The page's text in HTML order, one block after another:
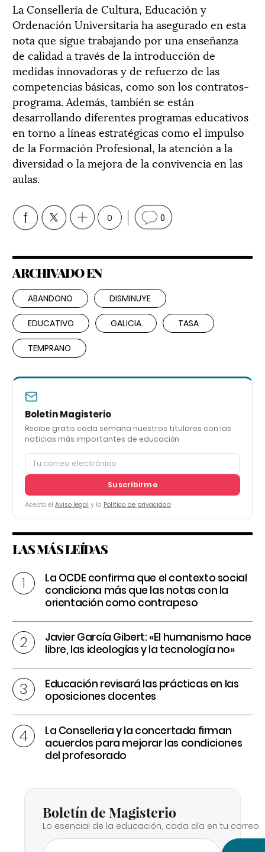
La Consellería de Cultura, Educación y
Ordenación Universitaria ha asegurado en esta
nota que sigue trabajando por una enseñanza
de calidad a través de la introducción de
medidas innovadoras y de refuerzo de las
competencias básicas, como son los contratos-
programa. Además, también se están
desarrollando diferentes programas educativos
en torno a líneas estratégicas como el impulso
de la Formación Profesional, la atención a la
diversidad o la mejora de la convivencia en las
aulas.
0 0
ARCHIVADO EN
ABANDONO DISMINUYE
EDUCATIVO GALICIA TASA
TEMPRANO
Boletín Magisterio
Recibe gratis cada semana nuestros titulares con las
noticias más importantes de educación
Suscribirme
Acepto el Aviso legal y la Política de privacidad
LAS MÁS LEÍDAS
La OCDE confirma que el contexto social
condiciona más que las notas con la
orientación como contrapeso
Javier García Gibert: «El humanismo hace
libre, las ideologías y la tecnología no»
Educación revisará las prácticas en las
oposiciones docentes
La Conselleria y la concertada firman
acuerdos para mejorar las condiciones
del profesorado
Boletín de Magisterio
Lo esencial de la educación, cada día en tu correo.